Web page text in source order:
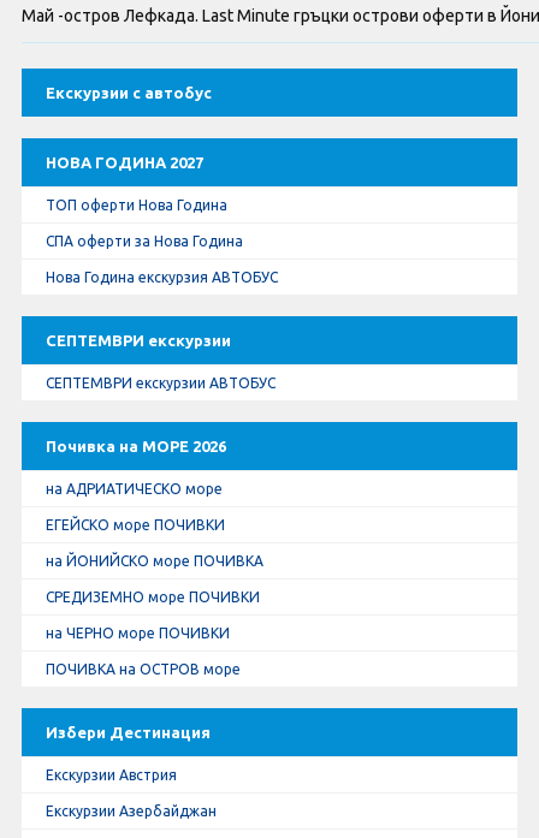
Септемврийски Празници
Автобусни Екскурзии
Албатрос Турс
Документи
Лични данни
Общи условия
Стандартен Формуляр
Екскурзии с автобус
НОВА ГОДИНА 2027
ТОП оферти Нова Година
СПА оферти за Нова Година
Нова Година екскурзия АВТОБУС
СЕПТЕМВРИ екскурзии
СЕПТЕМВРИ екскурзии АВТОБУС
Почивка на МОРЕ 2026
на АДРИАТИЧЕСКО море
ЕГЕЙСКО море ПОЧИВКИ
на ЙОНИЙСКО море ПОЧИВКА
СРЕДИЗЕМНО море ПОЧИВКИ
на ЧЕРНО море ПОЧИВКИ
ПОЧИВКА на ОСТРОВ море
Избери Дестинация
Екскурзии Австрия
Екскурзии Азербайджан
Май -остров Лефкада. Last Minute гръцки острови оферти в